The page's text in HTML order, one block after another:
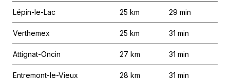
Lépin-le-Lac 25 km 29 min
Verthemex 25 km 31 min
Attignat-Oncin 27 km 31 min
Entremont-le-Vieux 28 km 31 min